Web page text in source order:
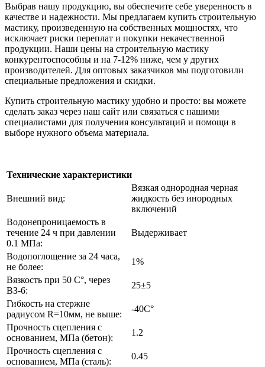
Выбрав нашу продукцию, вы обеспечите себе уверенность в
качестве и надежности. Мы предлагаем купить строительную
мастику, произведенную на собственных мощностях, что
исключает риски переплат и покупки некачественной
продукции. Наши цены на строительную мастику
конкурентоспособны и на 7-12% ниже, чем у других
производителей. Для оптовых заказчиков мы подготовили
специальные предложения и скидки.
Купить строительную мастику удобно и просто: вы можете
сделать заказ через наш сайт или связаться с нашими
специалистами для получения консультаций и помощи в
выборе нужного объема материала.
Технические характеристики
Внешний вид:
Вязкая однородная черная
жидкость без инородных
включений
Водонепроницаемость в
течение 24 ч при давлении
0.1 МПа:
Выдерживает
Водопоглощение за 24 часа,
не более:
1%
Вязкость при 50 С°, через
ВЗ-6:
25±5
Гибкость на стержне
радиусом R=10мм, не выше:
-40C°
Прочность сцепления с
основанием, МПа (бетон):
1.2
Прочность сцепления с
основанием, МПа (сталь):
0.45